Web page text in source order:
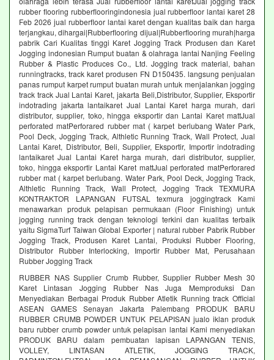
rubber flooring rubberflooringindonesia jual rubberfloor lantai karet 28
Feb 2026 jual rubberfloor lantai karet dengan kualitas baik dan harga
terjangkau, dihargai|Rubberflooring dijual|Rubberflooring murah|harga
pabrik Cari Kualitas tinggi Karet Jogging Track Produsen dan Karet
Jogging indonesian Rumput buatan & olahraga lantai Nanjing Feeling
Rubber & Plastic Produces Co., Ltd. Jogging track material, bahan
runningtracks, track karet produsen FN D150435. langsung penjualan
panas rumput karpet rumput buatan murah untuk menjalankan jogging
track track Jual Lantai Karet, jakarta Beli,Distributor, Supplier, Eksportir
indotrading jakarta lantaikaret Jual Lantai Karet harga murah, dari
distributor, supplier, toko, hingga eksportir dan Lantai Karet mattJual
perforated matPerforared rubber mat ( karpet berlubang Water Park,
Pool Deck, Jogging Track, Althletic Running Track, Wall Protect, Jual
Lantai Karet, Distributor, Beli, Supplier, Eksportir, Importir indotrading
lantaikaret Jual Lantai Karet harga murah, dari distributor, supplier,
toko, hingga eksportir Lantai Karet mattJual perforated matPerforared
rubber mat ( karpet berlubang. Water Park, Pool Deck, Jogging Track,
Althletic Running Track, Wall Protect, Jogging Track TEXMURA
KONTRAKTOR LAPANGAN FUTSAL texmura joggingtrack Kami
menawarkan produk pelapisan permukaan (Floor Finishing) untuk
jogging running track dengan teknologi terkini dan kualitas terbaik
yaitu SigmaTurf Taiwan Global Exporter | natural rubber Pabrik Rubber
Jogging Track, Produsen Karet Lantai, Produksi Rubber Flooring,
Distributor Rubber Interlocking, Importir Rubber Mat, Perusahaan
Rubber Jogging Track
RUBBER NAS Supplier Crumb Rubber, Supplier Rubber Mesh 30
Karet Lintasan Jogging Rubber Nas Juga Memproduksi Dan
Menyediakan Berbagai Produk Rubber Atletik Running track Official
ASEAN GAMES Senayan Jakarta Palembang PRODUK BARU
RUBBER CRUMB POWDER UNTUK PELAPISAN jualo iklan produk
baru rubber crumb powder untuk pelapisan lantai Kami menyediakan
PRODUK BARU dalam pembuatan lapisan LAPANGAN TENIS,
VOLLEY, LINTASAN ATLETIK, JOGGING TRACK,